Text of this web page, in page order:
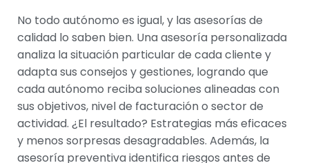
No todo autónomo es igual, y las asesorías de
calidad lo saben bien. Una asesoría personalizada
analiza la situación particular de cada cliente y
adapta sus consejos y gestiones, logrando que
cada autónomo reciba soluciones alineadas con
sus objetivos, nivel de facturación o sector de
actividad. ¿El resultado? Estrategias más eficaces
y menos sorpresas desagradables. Además, la
asesoría preventiva identifica riesgos antes de